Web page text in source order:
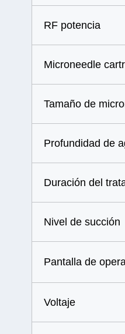
RF potencia
Microneedle
Tamaño de
Profundidad de
Duración del
Nivel de succión
Pantalla de
Voltaje